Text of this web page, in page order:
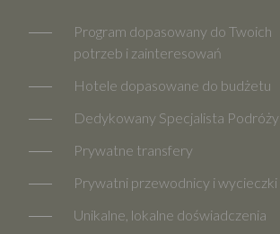
Program dopasowany do Twoich
potrzeb i zainteresowań
Hotele dopasowane do budżetu
Dedykowany Specjalista Podróży
Prywatne transfery
Prywatni przewodnicy i wycieczki
Unikalne, lokalne doświadczenia